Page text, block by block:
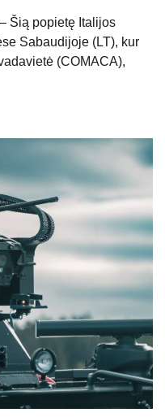
Šią popietę Italijos
Sabaudijoje (LT), kur
(COMACA),